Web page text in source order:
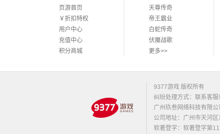
页游首页
￥折扣特权
用户中心
充值中心
积分商城
天尊传奇
帝王霸业
白蛇传奇
伏魔战歌
更多>>
9377游戏 版权所有
纠纷处理方式：联系客服
广州玖叁网络科技有限
公司地址：广州市天河
软著登字：软著登字第